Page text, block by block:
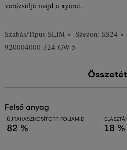
varázsolja majd a nyarat.
Szabás/Típus SLIM Szezon: SS24
920004000-324-GW-5
felső anyag
ÚJRAHASZNOSÍTOTT POLIAMID
82 % 18 %